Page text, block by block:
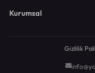
Kurumsal
Gizlilik